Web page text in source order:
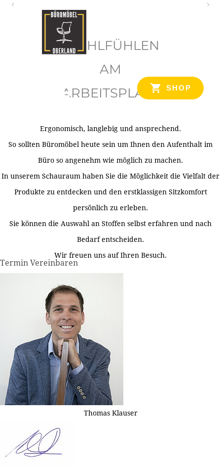
SHOP
WOHLFÜHLEN
AM
ARBEITSPLATZ
Ergonomisch, langlebig und ansprechend.
So sollten Büromöbel heute sein um Ihnen den Aufenthalt im
Büro so angenehm wie möglich zu machen.
In unserem Schauraum haben Sie die Möglichkeit die Vielfalt der
Produkte zu entdecken und den erstklassigen Sitzkomfort
persönlich zu erleben.
Sie können die Auswahl an Stoffen selbst erfahren und nach
Bedarf entscheiden.
Wir freuen uns auf Ihren Besuch.
Termin Vereinbaren
Thomas Klauser